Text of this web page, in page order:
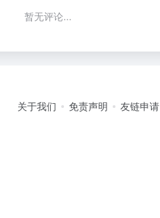
暂无评论...
关于我们 免责声明 友链申请